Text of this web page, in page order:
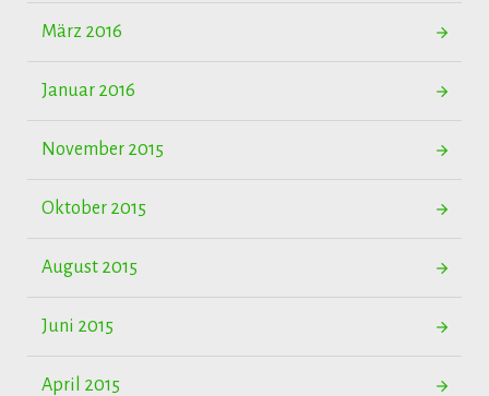
März 2016
Januar 2016
November 2015
Oktober 2015
August 2015
Juni 2015
April 2015